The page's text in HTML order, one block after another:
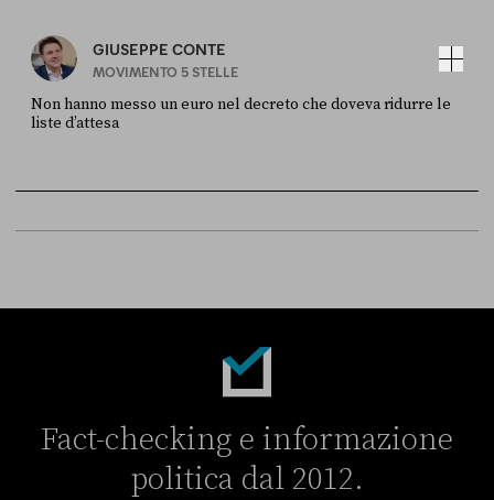
GIUSEPPE CONTE
MOVIMENTO 5 STELLE
Non hanno messo un euro nel decreto che doveva ridurre le
liste d’attesa
Fact-checking e informazione
politica dal 2012.